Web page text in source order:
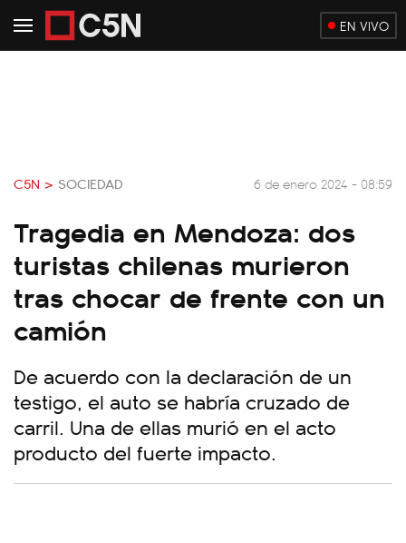
EN VIVO
C5N > SOCIEDAD 6 de enero 2024 - 08:59
Tragedia en Mendoza: dos
turistas chilenas murieron
tras chocar de frente con un
camión
De acuerdo con la declaración de un
testigo, el auto se habría cruzado de
carril. Una de ellas murió en el acto
producto del fuerte impacto.